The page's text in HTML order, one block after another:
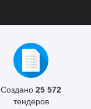
Создано 25 572
тендеров